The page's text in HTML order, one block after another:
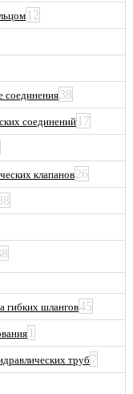
12
соединения38
соединений17
клапанов26
гибких шлангов45
1
труб 7